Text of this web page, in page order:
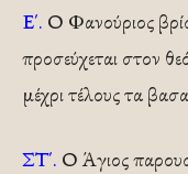
Ε΄. Ο Φανούριος
προσεύχεται στον
μέχρι τέλους τα
ΣΤ΄. Ο Άγιος